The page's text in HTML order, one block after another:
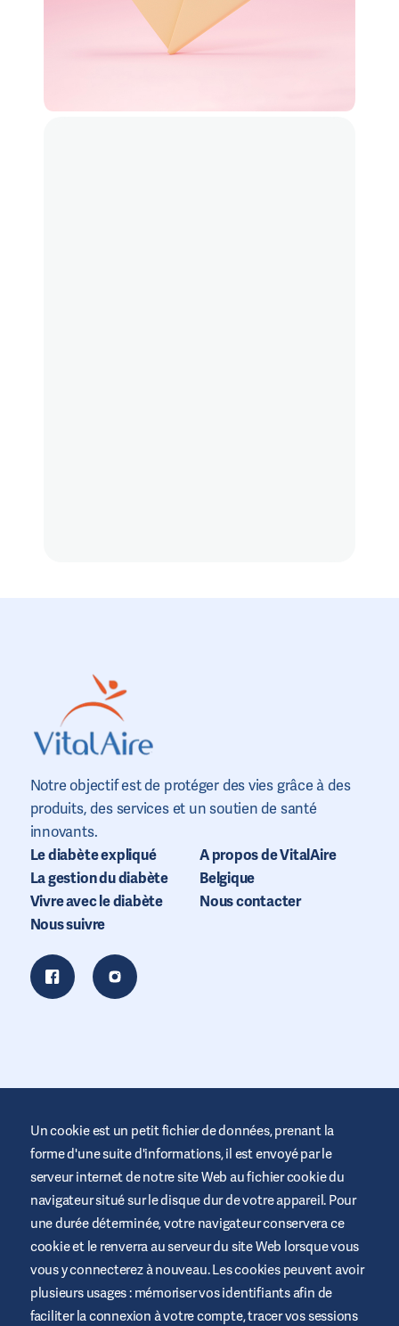
Notre objectif est de protéger des vies grâce à des
produits, des services et un soutien de santé
innovants.
Le diabète expliqué
La gestion du diabète
Vivre avec le diabète
A propos de VitalAire
Belgique
Nous contacter
Nous suivre
Ce site est fourni par Air Liquide Santé pour éduquer et soutenir
ceux qui vivent avec le diabète. Les informations sont données à
titre indicatives et ne remplace pas les recommandations
médicales. Demandez toujours conseil à un professionnel de la
santé.
Termes et conditions du Site Web
Politique de confidentialité
Un cookie est un petit fichier de données, prenant la
forme d'une suite d'informations, il est envoyé par le
serveur internet de notre site Web au fichier cookie du
navigateur situé sur le disque dur de votre appareil. Pour
une durée déterminée, votre navigateur conservera ce
cookie et le renverra au serveur du site Web lorsque vous
vous y connecterez à nouveau. Les cookies peuvent avoir
plusieurs usages : mémoriser vos identifiants afin de
faciliter la connexion à votre compte, tracer vos sessions